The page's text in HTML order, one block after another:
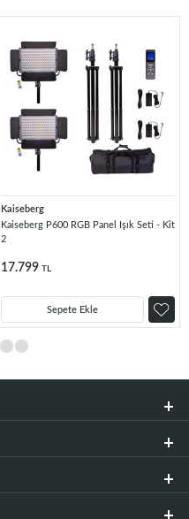
Kaiseberg
Kaiseberg P600 RGB Panel Işık Seti - Kit
2
17.799 TL
Sepete Ekle